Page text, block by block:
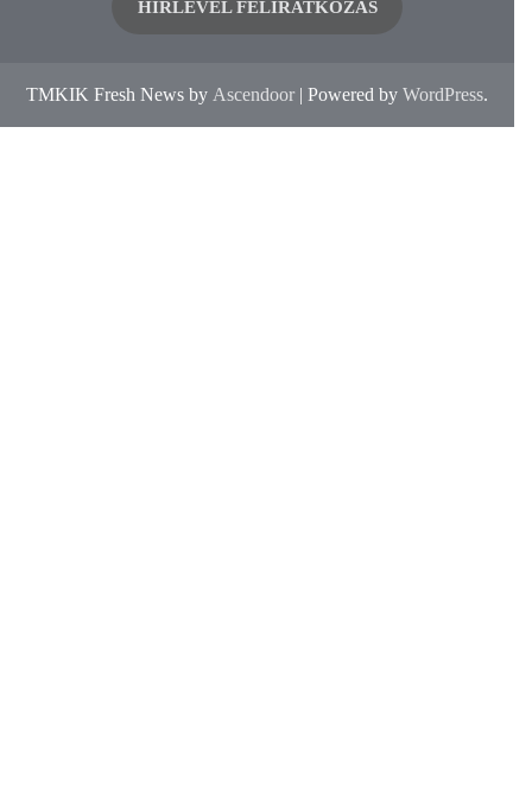
HÍRLEVÉL FELIRATKOZÁS
TMKIK Fresh News by Ascendoor | Powered by WordPress.